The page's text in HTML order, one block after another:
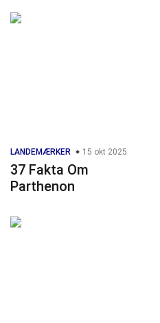
LANDEMÆRKER 15 okt 2025
37 Fakta Om
Parthenon